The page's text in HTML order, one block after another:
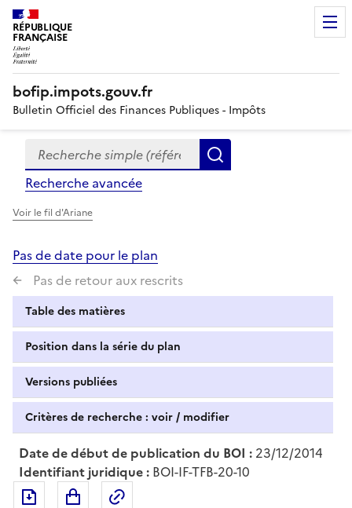
RÉPUBLIQUE
FRANÇAISE
bofip.impots.gouv.fr
Bulletin Officiel des Finances Publiques - Impôts
Formulaire
de
recherche
Recherche simple (références, mots clés, partie du
Recherche avancée
Voir le fil d'Ariane
Pas de date pour le plan
Pas de retour aux rescrits
Table des matières
Position dans la série du plan
Versions publiées
Critères de recherche : voir / modifier
Date de début de publication du BOI : 23/12/2014
Identifiant juridique : BOI-IF-TFB-20-10
Exporter le document au format pdf